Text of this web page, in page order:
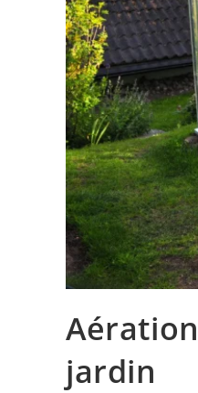
jardin